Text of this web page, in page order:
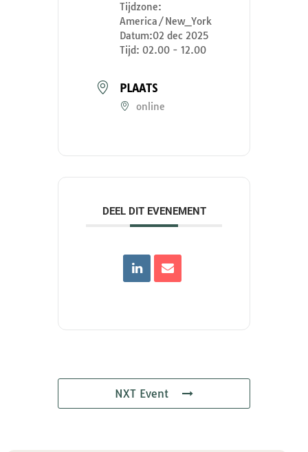
Tijdzone:
America/New_York
Datum:02 dec 2025
Tijd: 02.00 - 12.00
PLAATS
online
DEEL DIT EVENEMENT
NXT Event